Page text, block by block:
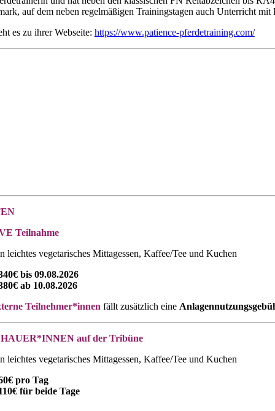
auf dem neben regelmäßigen Trainingstagen auch Unterricht
es zu ihrer Webseite: https://www.patience-pferdetraining.com/
Teilnahme
leichtes vegetarisches Mittagessen, Kaffee/Tee und Kuchen
bis 09.08.2026
ab 10.08.2026
Teilnehmer*innen fällt zusätzlich eine
auf der Tribüne
leichtes vegetarisches Mittagessen, Kaffee/Tee und Kuchen
pro Tag
für beide Tage